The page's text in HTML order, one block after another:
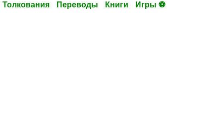
Толкования Переводы Книги Игры ⚽